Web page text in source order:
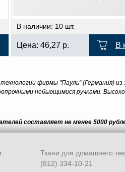
В наличии: 10 шт.
Цена: 46,27 р. В
фирмы "Пауль" (Германия)
небьющимися ручками.
составляет не менее 5000
Ткани для домашнего
(812) 334-10-21